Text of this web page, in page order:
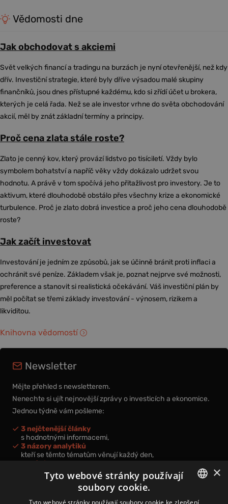
Vědomosti dne
Jak obchodovat s akciemi
Svět velkých financí a tradingu na burzách je nyní otevřenější, než kdy
dřív. Investiční strategie, které byly dříve výsadou malé skupiny
finančníků, jsou dnes přístupné každému, kdo si zřídí účet u brokera,
kterých je celá řada. Než se ale investor vrhne do světa obchodování
akcií, měl by znát základní termíny a principy.
Proč cena zlata stále roste?
Zlato je cenný kov, který provází lidstvo po tisíciletí. Vždy bylo
symbolem bohatství a napříč věky vždy dokázalo udržet svou
hodnotu. A právě v tom spočívá jeho přitažlivost pro investory. Je to
aktivum, které dlouhodobě obstálo přes všechny krize a ekonomické
turbulence. Proč je zlato dobrá investice a proč jeho cena dlouhodobě
roste?
Jak začít investovat
Investování je jedním ze způsobů, jak se účinně bránit proti inflaci a
ochránit své peníze. Základem však je, poznat nejprve své možnosti,
preference a stanovit si realistická očekávání. Váš investiční plán by
měl počítat se třemi základy investování - výnosem, rizikem a
likviditou.
Knihovna vědomostí
Newsletter
Mějte přehled s newsletterem.
Nenechte si ujít nejnovější zprávy o investicích a ekonomice.
Jednou týdně vám pošleme:
3 nejčtenější články
s hodnotnými informacemi,
3 názory analytiků
kteří se těmto tématům věnují každý den,
nová videa a podcasty
k prohloubení vašich znalostí.
CZECH
×
Tyto webové stránky používají
soubory cookie.
Tyto webové stránky používají soubory cookie ke zlepšení